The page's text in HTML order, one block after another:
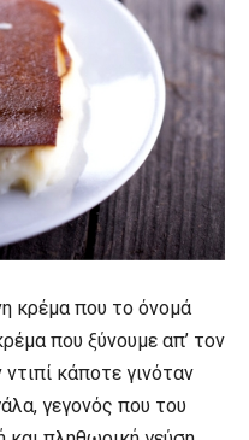
κρέμα που το όνομά
που ξύνουμε απ’ τον
κάποτε γινόταν
γεγονός που του